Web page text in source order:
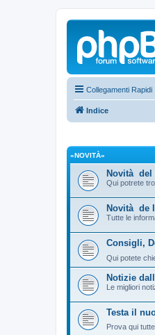
Collegamenti Rapidi
Indice
«NOVITÀ»
Novità del
Qui potrete
Novità de
Tutte le
Consigli,
Qui potete
Notizie
Le migliori
Testa il
Prova qui